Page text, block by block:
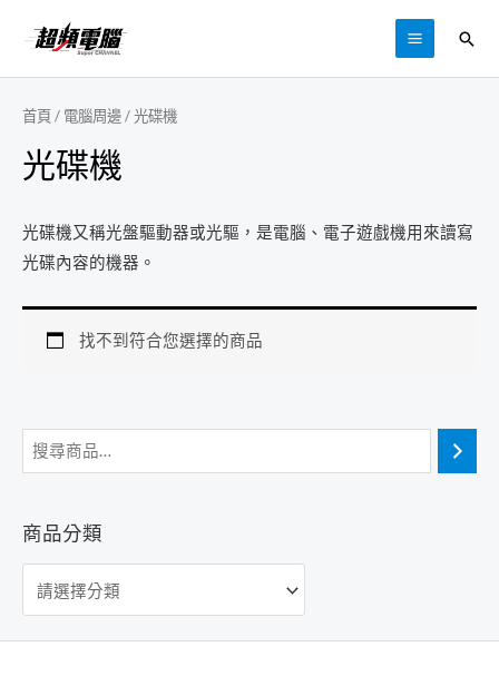
主
MAIN
搜
尋
商品分類
首頁/ 電腦周邊/ 光碟機
光碟機
光碟機又稱光盤驅動器或光驅，是電腦、電子遊戲機用來讀寫
光碟內容的機器。
找不到符合您選擇的商品